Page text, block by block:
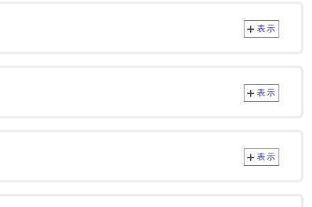
表示
表示
表示